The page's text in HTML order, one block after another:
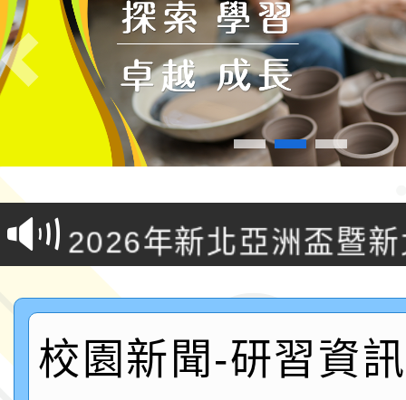
Previous
轉知桃園市政府交通局
共運輸服務，鼓勵民眾
桃「我的減碳存摺2.0
案，詳如說明，請參閱
115年第二屆全國原住
2026年新北亞洲盃暨
鐵人三項錦標賽
桃園市115學年度學生
「2026年『王牌愛／
運動系列徵選頒獎典禮
2026城鎮韌性防空演習
校園新聞-研習資